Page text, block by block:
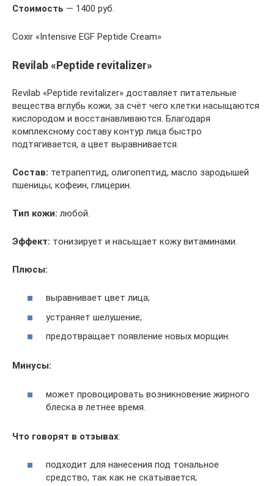
Стоимость — 1400 руб.
Coxir «Intensive EGF Peptide Cream»
Revilab «Peptide revitalizer»
Revilab «Peptide revitalizer» доставляет питательные
вещества вглубь кожи, за счёт чего клетки насыщаются
кислородом и восстанавливаются. Благодаря
комплексному составу контур лица быстро
подтягивается, а цвет выравнивается.
Состав: тетрапептид, олигопептид, масло зародышей
пшеницы, кофеин, глицерин.
Тип кожи: любой.
Эффект: тонизирует и насыщает кожу витаминами.
Плюсы:
выравнивает цвет лица;
устраняет шелушение;
предотвращает появление новых морщин.
Минусы:
может провоцировать возникновение жирного
блеска в летнее время.
Что говорят в отзывах:
подходит для нанесения под тональное
средство, так как не скатывается;